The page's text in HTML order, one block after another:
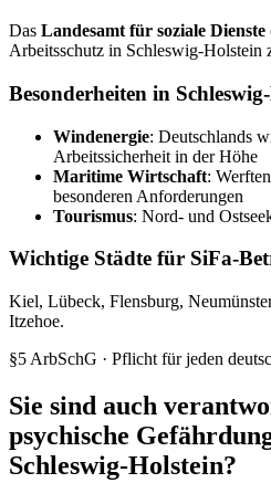
Das Landesamt für soziale
Arbeitsschutz in Schleswig-Holstein
Besonderheiten in
Windenergie: Deutschlands
Arbeitssicherheit in der Höhe
Maritime Wirtschaft:
besonderen Anforderungen
Tourismus: Nord- und
Wichtige Städte für SiFa-
Kiel, Lübeck, Flensburg,
Itzehoe.
§5 ArbSchG · Pflicht für jeden
Sie sind auch
psychische
Schleswig-Holstein?